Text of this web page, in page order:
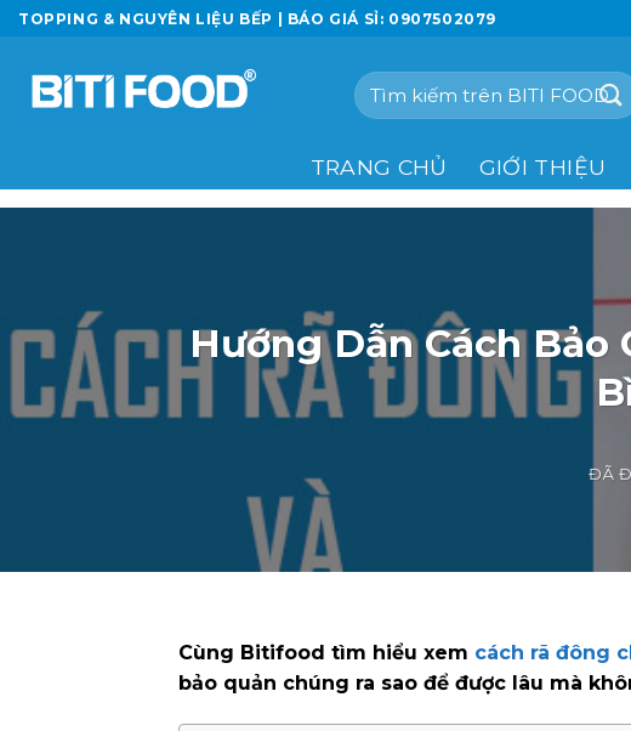
Chuyển
đến
dung
TOPPING & NGUYÊN LIỆU BẾP | BÁO GIÁ SỈ: 0907502079
Tìm
kiếm:
TRANG CHỦ GIỚI THIỆU
Hướng Dẫn Cách Bảo
ĐÃ
Cùng Bitifood tìm hiểu xem cách rã đông
bảo quản chúng ra sao để được lâu mà